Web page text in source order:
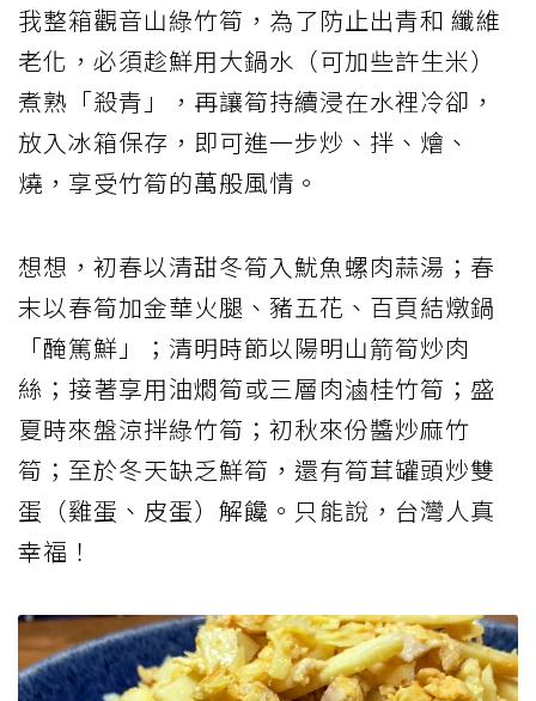
我整箱觀音山綠竹筍，為了防止出青和 纖維
老化，必須趁鮮用大鍋水（可加些許生米）
煮熟「殺青」，再讓筍持續浸在水裡冷卻，
放入冰箱保存，即可進一步炒、拌、燴、
燒，享受竹筍的萬般風情。
想想，初春以清甜冬筍入魷魚螺肉蒜湯；春
末以春筍加金華火腿、豬五花、百頁結燉鍋
「醃篤鮮」；清明時節以陽明山箭筍炒肉
絲；接著享用油燜筍或三層肉滷桂竹筍；盛
夏時來盤涼拌綠竹筍；初秋來份醬炒麻竹
筍；至於冬天缺乏鮮筍，還有筍茸罐頭炒雙
蛋（雞蛋、皮蛋）解饞。只能說，台灣人真
幸福！